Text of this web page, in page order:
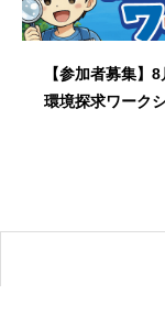
【参加者募集】
環境探求ワーク